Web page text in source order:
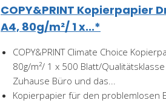
COPY&PRINT Kopierpapier
A4, 80g/m²/ 1 x...*
COPY&PRINT Climate Choice
80g/m²/ 1 x 500 Blatt/
Zuhause Büro und das...
Kopierpapier für den problemlosen